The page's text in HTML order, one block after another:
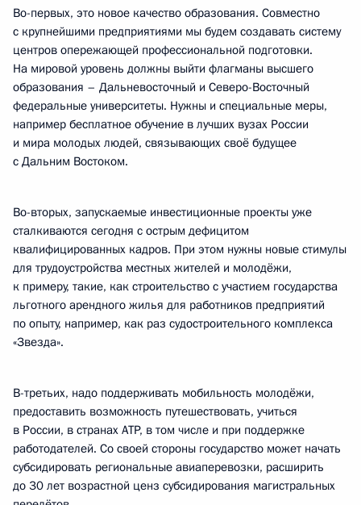
Во-первых, это новое качество образования. Совместно
с крупнейшими предприятиями мы будем создавать систему
центров опережающей профессиональной подготовки.
На мировой уровень должны выйти флагманы высшего
образования – Дальневосточный и Северо-Восточный
федеральные университеты. Нужны и специальные меры,
например бесплатное обучение в лучших вузах России
и мира молодых людей, связывающих своё будущее
с Дальним Востоком.
Во-вторых, запускаемые инвестиционные проекты уже
сталкиваются сегодня с острым дефицитом
квалифицированных кадров. При этом нужны новые стимулы
для трудоустройства местных жителей и молодёжи,
к примеру, такие, как строительство с участием государства
льготного арендного жилья для работников предприятий
по опыту, например, как раз судостроительного комплекса
«Звезда».
В-третьих, надо поддерживать мобильность молодёжи,
предоставить возможность путешествовать, учиться
в России, в странах АТР, в том числе и при поддержке
работодателей. Со своей стороны государство может начать
субсидировать региональные авиаперевозки, расширить
до 30 лет возрастной ценз субсидирования магистральных